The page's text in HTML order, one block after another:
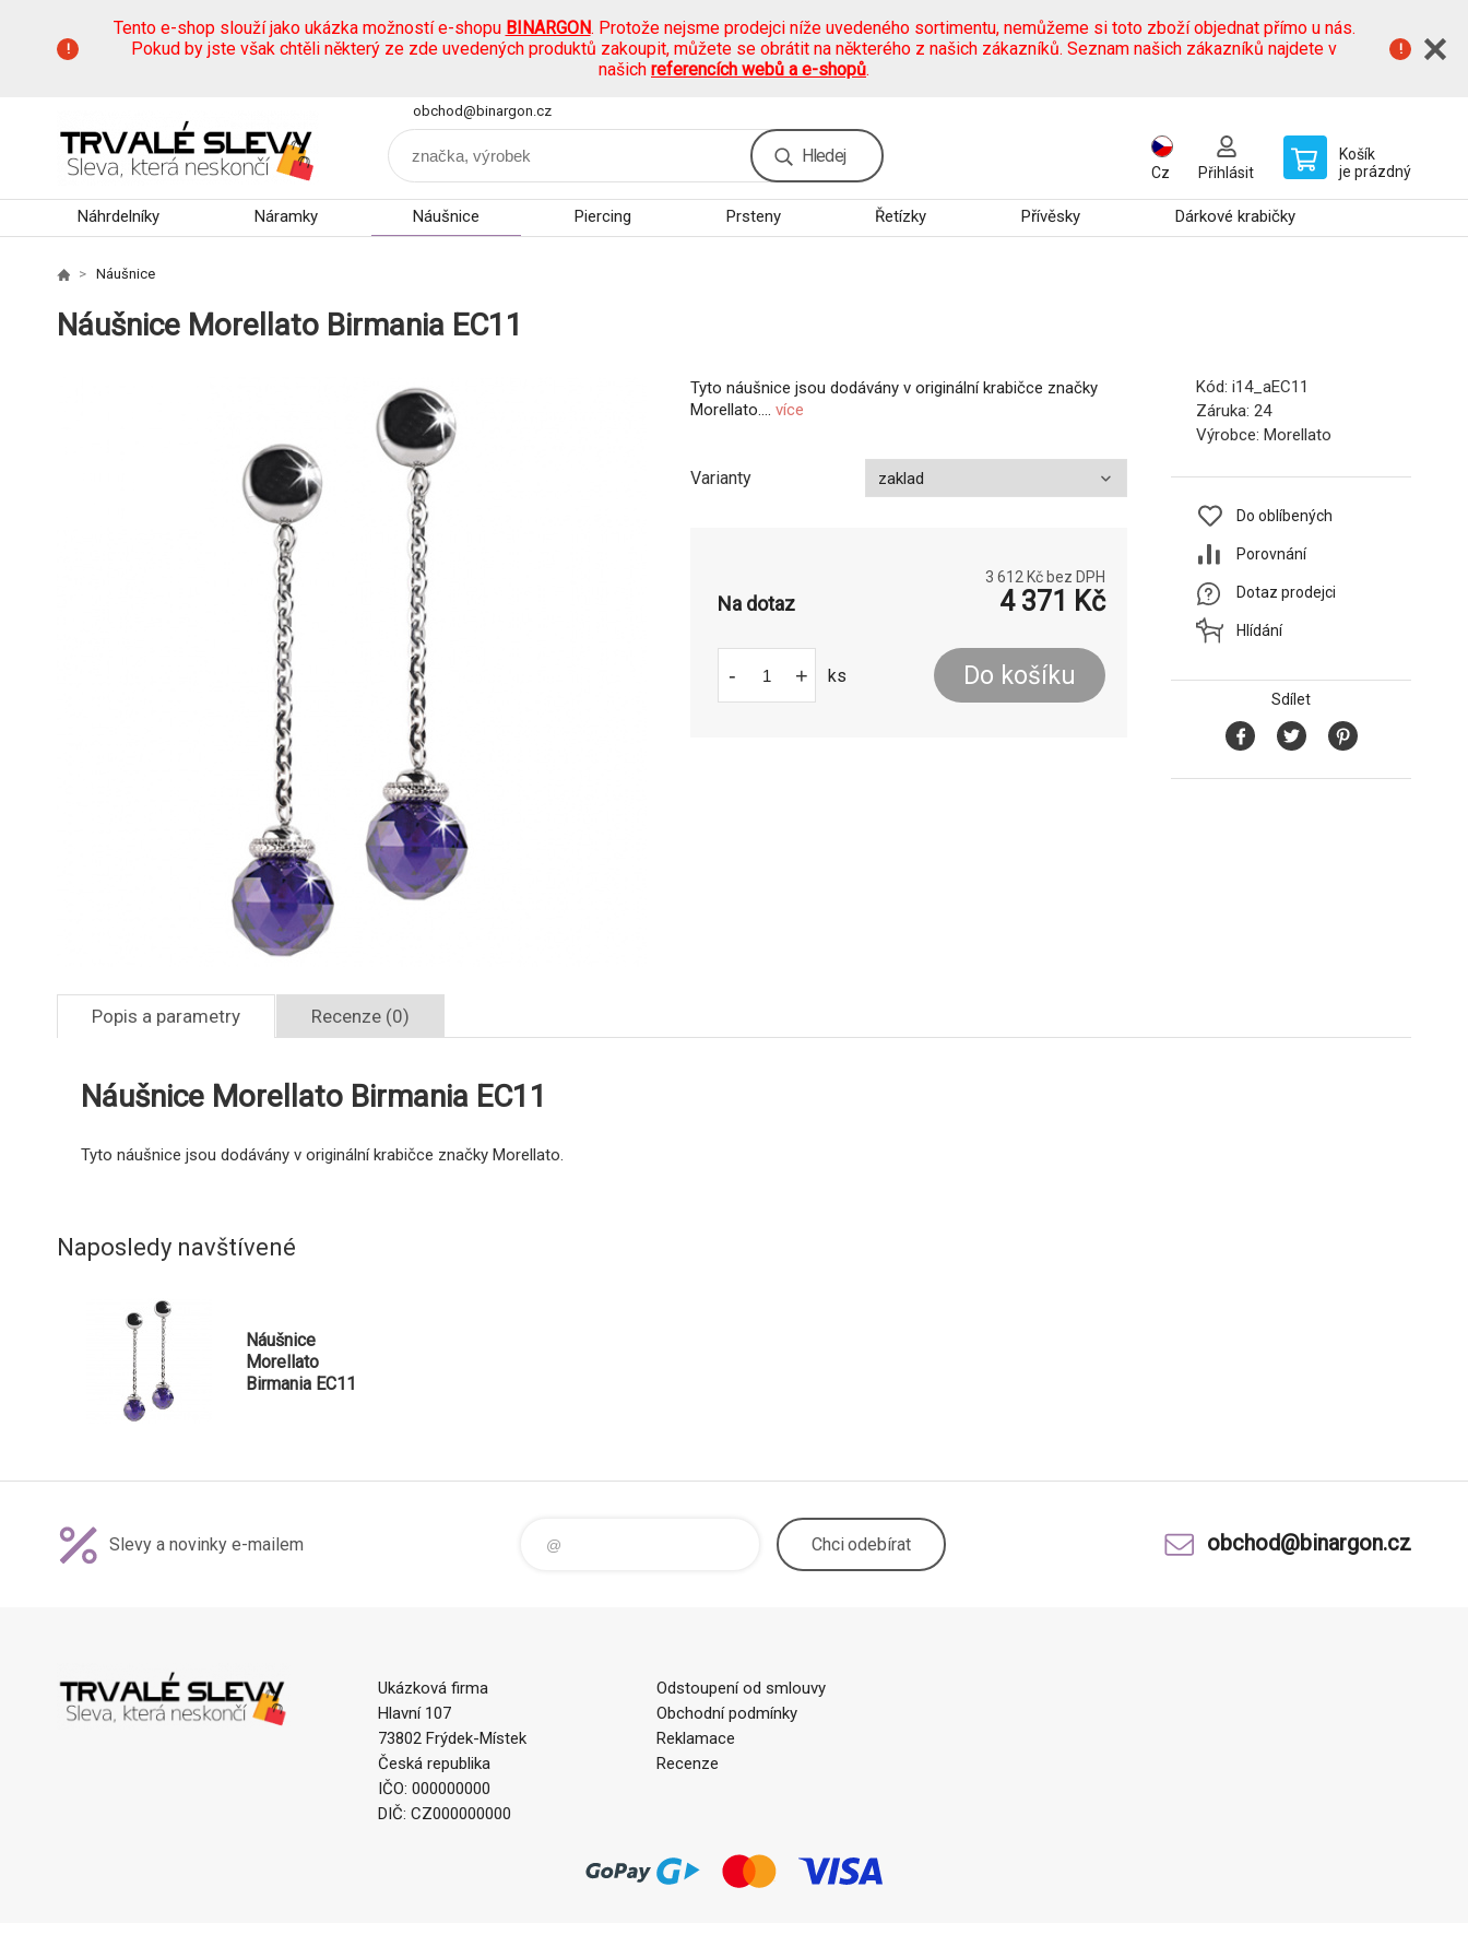
Tento e-shop slouží jako ukázka možností e-shopu BINARGON. Protože nejsme prodejci níže uvedeného sortimentu, nemůžeme si toto zboží objednat přímo u nás.
Pokud by jste však chtěli některý ze zde uvedených produktů zakoupit, můžete se obrátit na některého z našich zákazníků. Seznam našich zákazníků najdete v
našich referencích webů a e-shopů.
obchod@binargon.cz
Hledej
Cz Přihlásit
Košík
je prázdný
Náhrdelníky Náramky Náušnice Piercing Prsteny Řetízky Přívěsky Dárkové krabičky
Náušnice
Náušnice Morellato Birmania EC11
Tyto náušnice jsou dodávány v originální krabičce značky
Morellato.... více
Varianty
3 612 Kč bez DPH
Na dotaz 4 371 Kč
- + ks Do košíku
Kód: i14_aEC11
Záruka: 24
Výrobce: Morellato
Do oblíbených
Porovnání
Dotaz prodejci
Hlídání
Sdílet
Popis a parametry Recenze (0)
Náušnice Morellato Birmania EC11
Tyto náušnice jsou dodávány v originální krabičce značky Morellato.
Naposledy navštívené
Náušnice
Morellato
Birmania EC11
Slevy a novinky e-mailem Chciodebírat obchod@binargon.cz
Ukázková firma
Hlavní 107
73802 Frýdek-Místek
Česká republika
IČO: 000000000
DIČ: CZ000000000
Odstoupení od smlouvy
Obchodní podmínky
Reklamace
Recenze